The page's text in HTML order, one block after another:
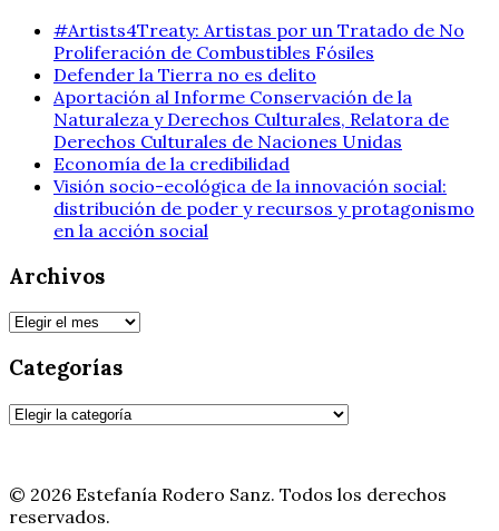
#Artists4Treaty: Artistas por un Tratado de No
Proliferación de Combustibles Fósiles
Defender la Tierra no es delito
Aportación al Informe Conservación de la
Naturaleza y Derechos Culturales, Relatora de
Derechos Culturales de Naciones Unidas
Economía de la credibilidad
Visión socio-ecológica de la innovación social:
distribución de poder y recursos y protagonismo
en la acción social
Archivos
Archivos
Categorías
Categorías
© 2026 Estefanía Rodero Sanz. Todos los derechos
reservados.